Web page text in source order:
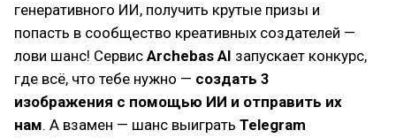
генеративного ИИ, получить крутые призы и
попасть в сообщество креативных создателей —
лови шанс! Сервис Archebas AI запускает конкурс,
где всё, что тебе нужно — создать 3
изображения с помощью ИИ и отправить их
нам. А взамен — шанс выиграть Telegram